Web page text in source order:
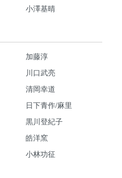
小澤基晴
加藤淳
川口武亮
清岡幸道
日下青作/麻里
黒川登紀子
皓洋窯
小林功征